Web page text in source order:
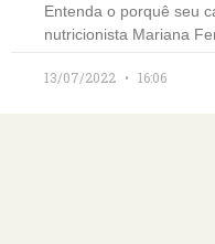
Entenda o porquê seu
nutricionista Mariana
13/07/2022 16:06